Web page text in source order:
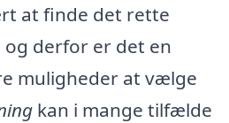
at finde det rette
derfor er det en
muligheder at vælge
kan i mange tilfælde